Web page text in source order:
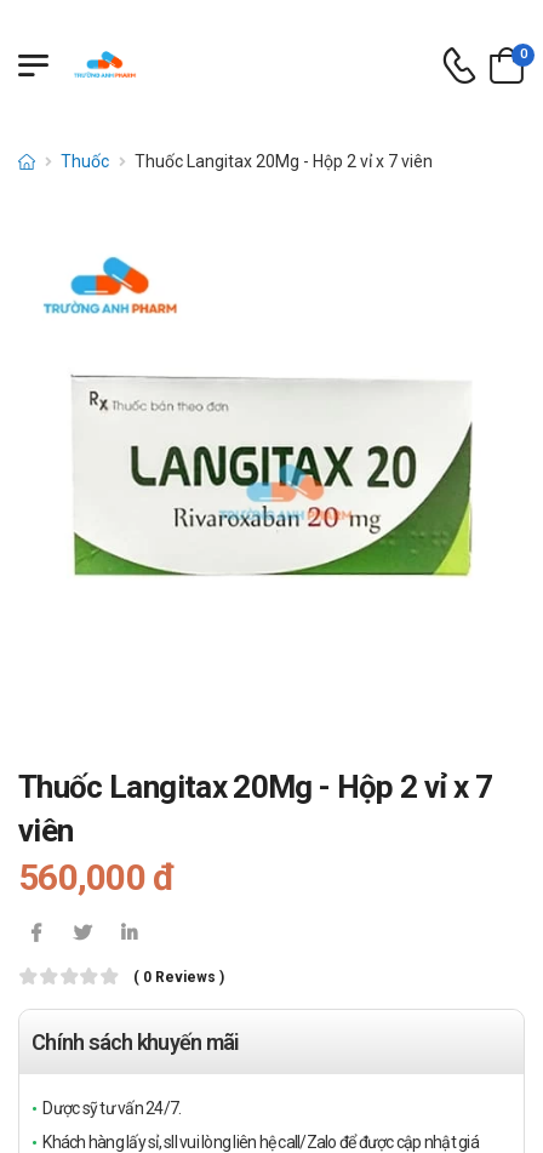
0
Thuốc Thuốc Langitax 20Mg - Hộp 2 vỉ x 7 viên
Thuốc Langitax 20Mg - Hộp 2 vỉ x 7
viên
560,000 đ
( 0 Reviews )
Chính sách khuyến mãi
Dược sỹ tư vấn 24/7.
Khách hàng lấy sỉ, sll vui lòng liên hệ call/Zalo để được cập nhật giá